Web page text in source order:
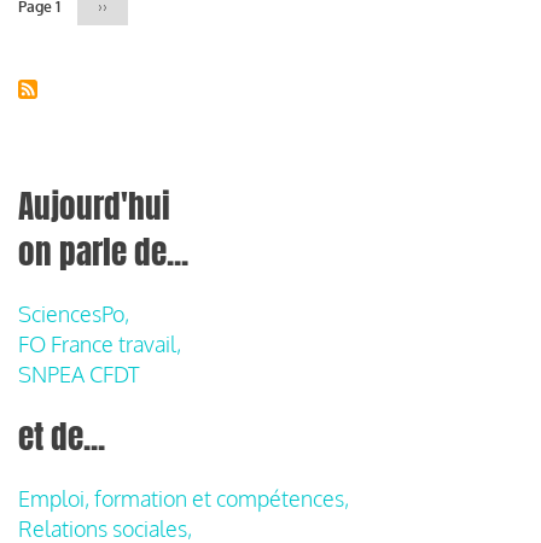
Page 1
Page
››
Aujourd'hui
on parle de...
SciencesPo,
FO France travail,
SNPEA CFDT
et de...
Emploi, formation et compétences,
Relations sociales,